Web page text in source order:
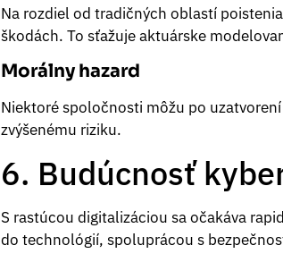
Na rozdiel od tradičných oblastí
škodách. To sťažuje aktuárske
Morálny hazard
Niektoré spoločnosti môžu po
zvýšenému riziku.
6. Budúcnosť
S rastúcou digitalizáciou sa očakáva
do technológií, spoluprácou s